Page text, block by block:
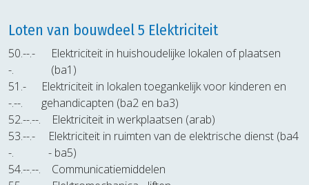
Loten van bouwdeel 5 Elektriciteit
50.--.-
-.
Elektriciteit in huishoudelijke lokalen of plaatsen
(ba1)
51.-
-.--.
Elektriciteit in lokalen toegankelijk voor kinderen en
gehandicapten (ba2 en ba3)
52.--.--.
Elektriciteit in werkplaatsen (arab)
53.--.-
-.
Elektriciteit in ruimten van de elektrische dienst (ba4
- ba5)
54.--.--.
Communicatiemiddelen